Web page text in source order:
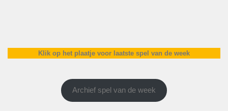
Klik op het plaatje voor laatste spel van de week
Archief spel van de week